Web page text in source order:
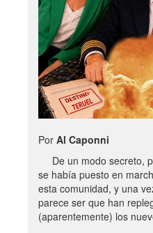
Por Al Caponni
De un modo secreto,
se había puesto en
esta comunidad, y una
parece ser que han
(aparentemente) los